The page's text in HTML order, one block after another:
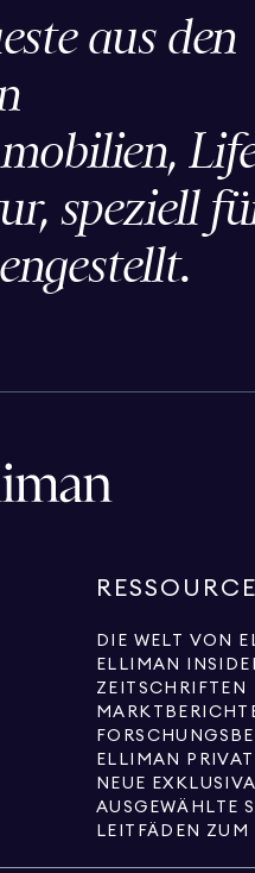
aus den
speziell
DIE WELT VON
ELLIMAN
ZEITSCHRIFTEN
ELLIMAN
AUSGEWÄHLTE
LEITFÄDEN